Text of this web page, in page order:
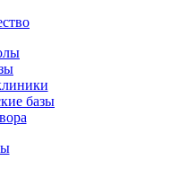
базы